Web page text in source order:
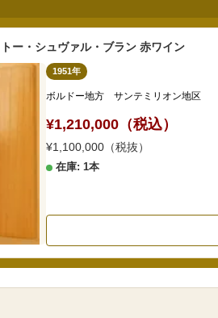
ー・シュヴァル・ブラン 赤ワイン
1951年
ボルドー地方 サンテミリオン地区
¥1,210,000（税込）
¥1,100,000（税抜）
在庫: 1本